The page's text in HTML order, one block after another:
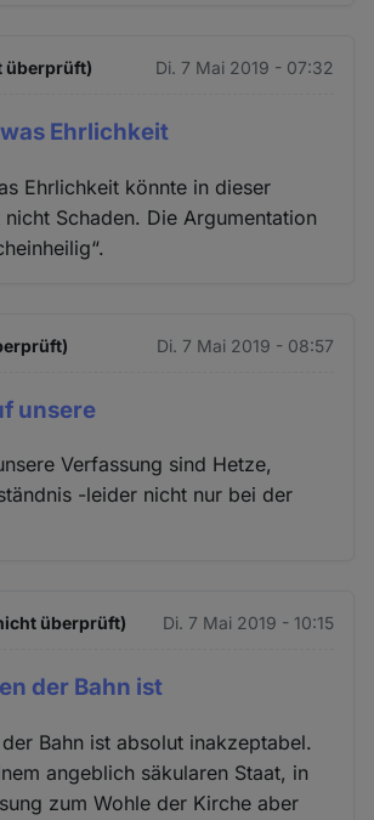
überprüft) Di. 7 Mai 2019 - 07:32
Ehrlichkeit
Ehrlichkeit könnte in dieser
nicht Schaden. Die Argumentation
Di. 7 Mai 2019 - 08:57
unsere
Verfassung sind Hetze,
-leider nicht nur bei der
überprüft) Di. 7 Mai 2019 - 10:15
der Bahn ist
Bahn ist absolut inakzeptabel.
angeblich säkularen Staat, in
zum Wohle der Kirche aber